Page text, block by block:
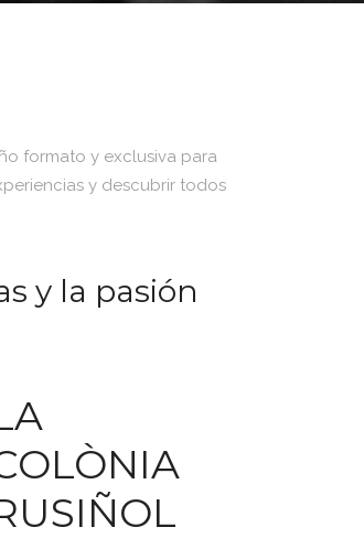
formato y exclusiva para
y descubrir todos
y la pasión